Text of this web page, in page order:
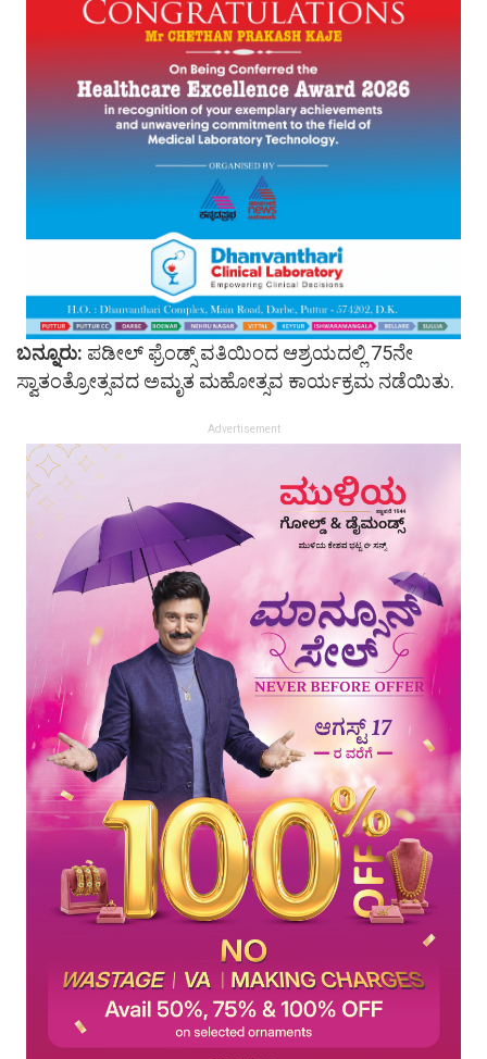
ಬನ್ನೂರು: ಪಡೀಲ್ ಫ್ರೆಂಡ್ಸ್ ವತಿಯಿಂದ ಆಶ್ರಯದಲ್ಲಿ 75ನೇ
ಸ್ವಾತಂತ್ರೋತ್ಸವದ ಅಮೃತ ಮಹೋತ್ಸವ ಕಾರ್ಯಕ್ರಮ ನಡೆಯಿತು.
Advertisement